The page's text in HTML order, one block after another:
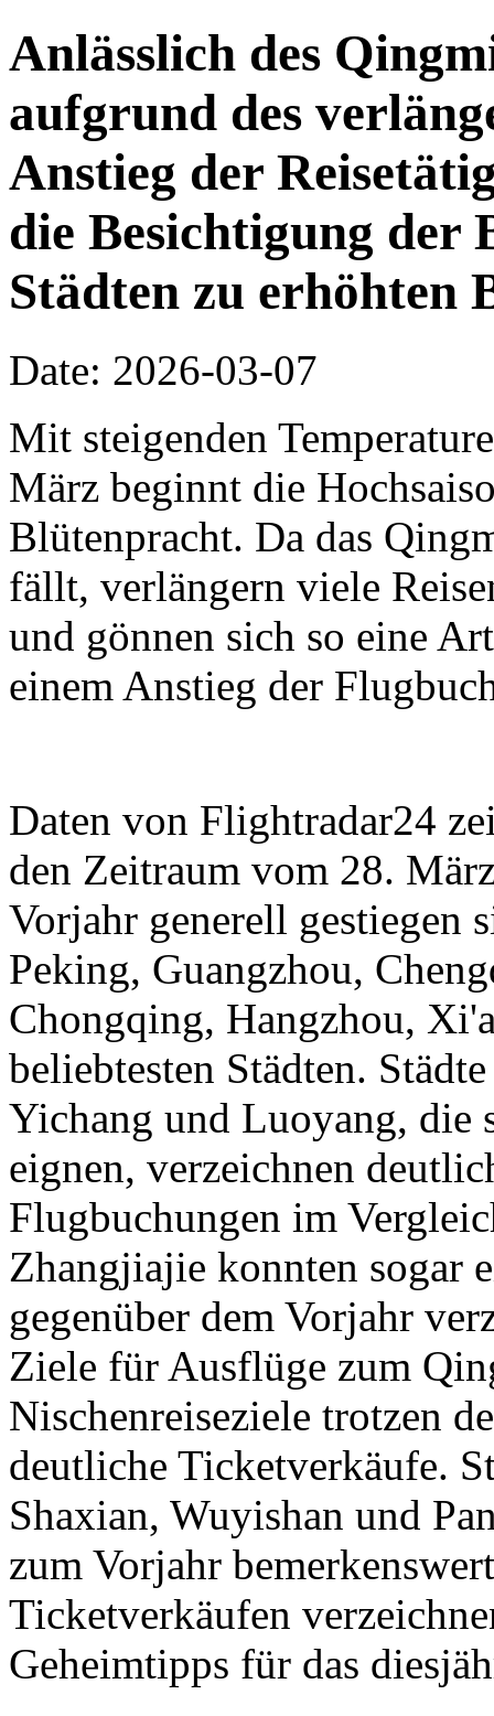
Anlässlich des
aufgrund des
Anstieg der
die Besichtigung der
Städten zu erhöhten
Date: 2026-03-07
Mit steigenden
März beginnt die
Blütenpracht. Da das
fällt, verlängern viele
und gönnen sich so eine
einem Anstieg der
Daten von Flightradar24
den Zeitraum vom 28.
Vorjahr generell gestiegen
Peking, Guangzhou,
Chongqing, Hangzhou,
beliebtesten Städten.
Yichang und Luoyang, die
eignen, verzeichnen
Flugbuchungen im
Zhangjiajie konnten sogar
gegenüber dem Vorjahr
Ziele für Ausflüge zum
Nischenreiseziele trotzen
deutliche Ticketverkäufe.
Shaxian, Wuyishan und
zum Vorjahr
Ticketverkäufen
Geheimtipps für das